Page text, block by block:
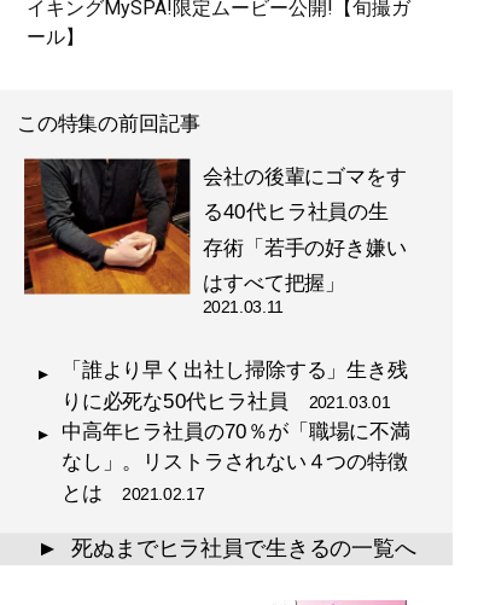
イキングMySPA!限定ムービー公開!【旬撮ガ
ール】
この特集の前回記事
会社の後輩にゴマをす
る40代ヒラ社員の生
存術「若手の好き嫌い
はすべて把握」
2021.03.11
「誰より早く出社し掃除する」生き残
りに必死な50代ヒラ社員 2021.03.01
中高年ヒラ社員の70％が「職場に不満
なし」。リストラされない４つの特徴
とは 2021.02.17
▲ 死ぬまでヒラ社員で生きるの一覧へ